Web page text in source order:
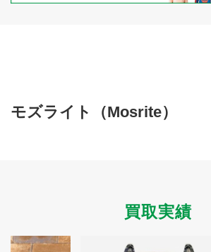
新着情報
プライバシー
規約・同意書
本人確認書
モズライト（Mosrite）
買取実績